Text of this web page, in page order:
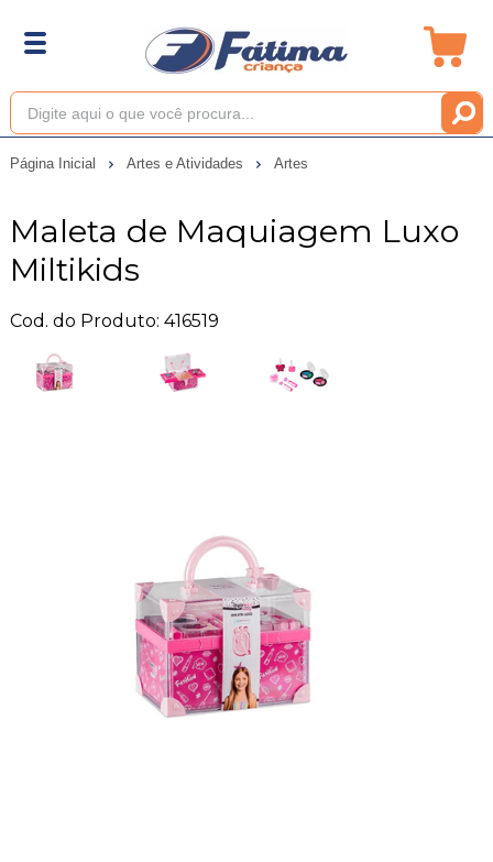
Página Inicial Artes e Atividades Artes
Maleta de Maquiagem Luxo
Miltikids
Cod. do Produto: 416519